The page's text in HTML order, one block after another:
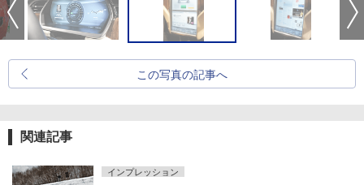
この写真の記事へ
関連記事
インプレッション